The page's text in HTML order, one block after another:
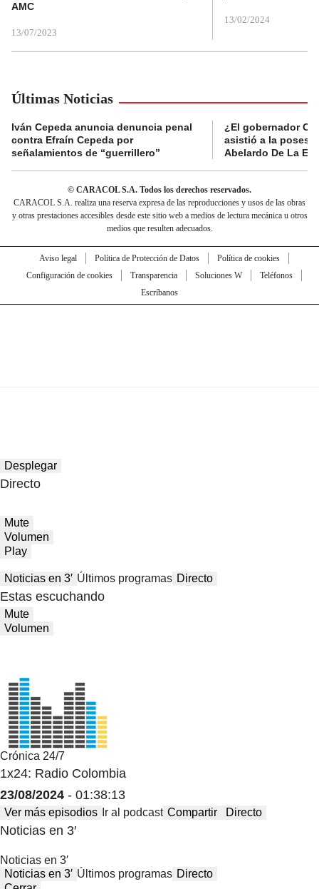
AMC
13/07/2023
13/02/2024
Últimas Noticias
Iván Cepeda anuncia denuncia penal
contra Efraín Cepeda por
señalamientos de “guerrillero”
¿El gobernador
asistió a la
Abelardo De La
© CARACOL S.A. Todos los derechos reservados.
CARACOL S.A. realiza una reserva expresa de las reproducciones y usos de las obras
y otras prestaciones accesibles desde este sitio web a medios de lectura mecánica u otros
medios que resulten adecuados.
Aviso legal Política de Protección de Datos
Política de cookies
Configuración de cookies
Transparencia Soluciones W
Teléfonos
Escríbanos
Desplegar
Directo
Mute
Volumen
Play
Noticias en 3′ Últimos programas Directo
Estas escuchando
Mute
Volumen
Crónica 24/7
1x24: Radio Colombia
23/08/2024 - 01:38:13
Ver más episodios Ir al podcast Compartir Directo
Noticias en 3′
Noticias en 3′
Noticias en 3′ Últimos programas Directo